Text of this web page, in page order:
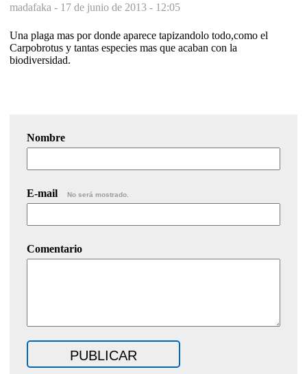
madafaka - 17 de junio de 2013 - 12:05
Una plaga mas por donde aparece tapizandolo todo,como el
Carpobrotus y tantas especies mas que acaban con la
biodiversidad.
Nombre
E-mail No será mostrado.
Comentario